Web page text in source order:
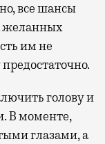
все шансы
желанных
им не
голову и
В моменте,
глазами, а